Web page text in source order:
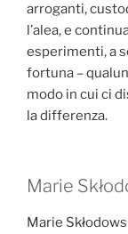
arroganti,
l’alea, e
esperimenti, a
fortuna –
modo in cui ci
la differenza.
Marie
Marie